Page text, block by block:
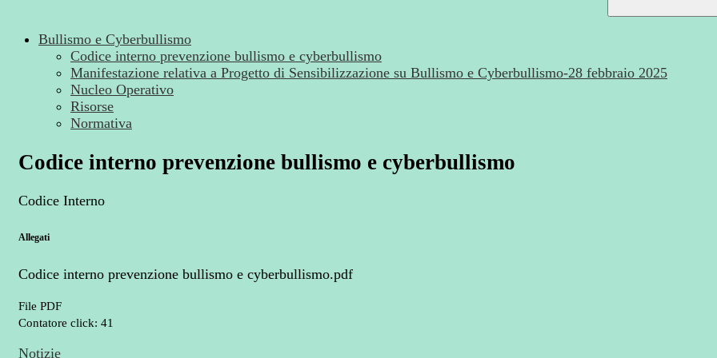
Bullismo e Cyberbullismo
Codice interno prevenzione bullismo e cyberbullismo
Manifestazione relativa a Progetto di Sensibilizzazione su Bullismo e Cyberbullismo-28 febbraio 2025
Nucleo Operativo
Risorse
Normativa
Codice interno prevenzione bullismo e cyberbullismo
Codice Interno
Allegati
Codice interno prevenzione bullismo e cyberbullismo.pdf
File PDF
Contatore click: 41
Notizie